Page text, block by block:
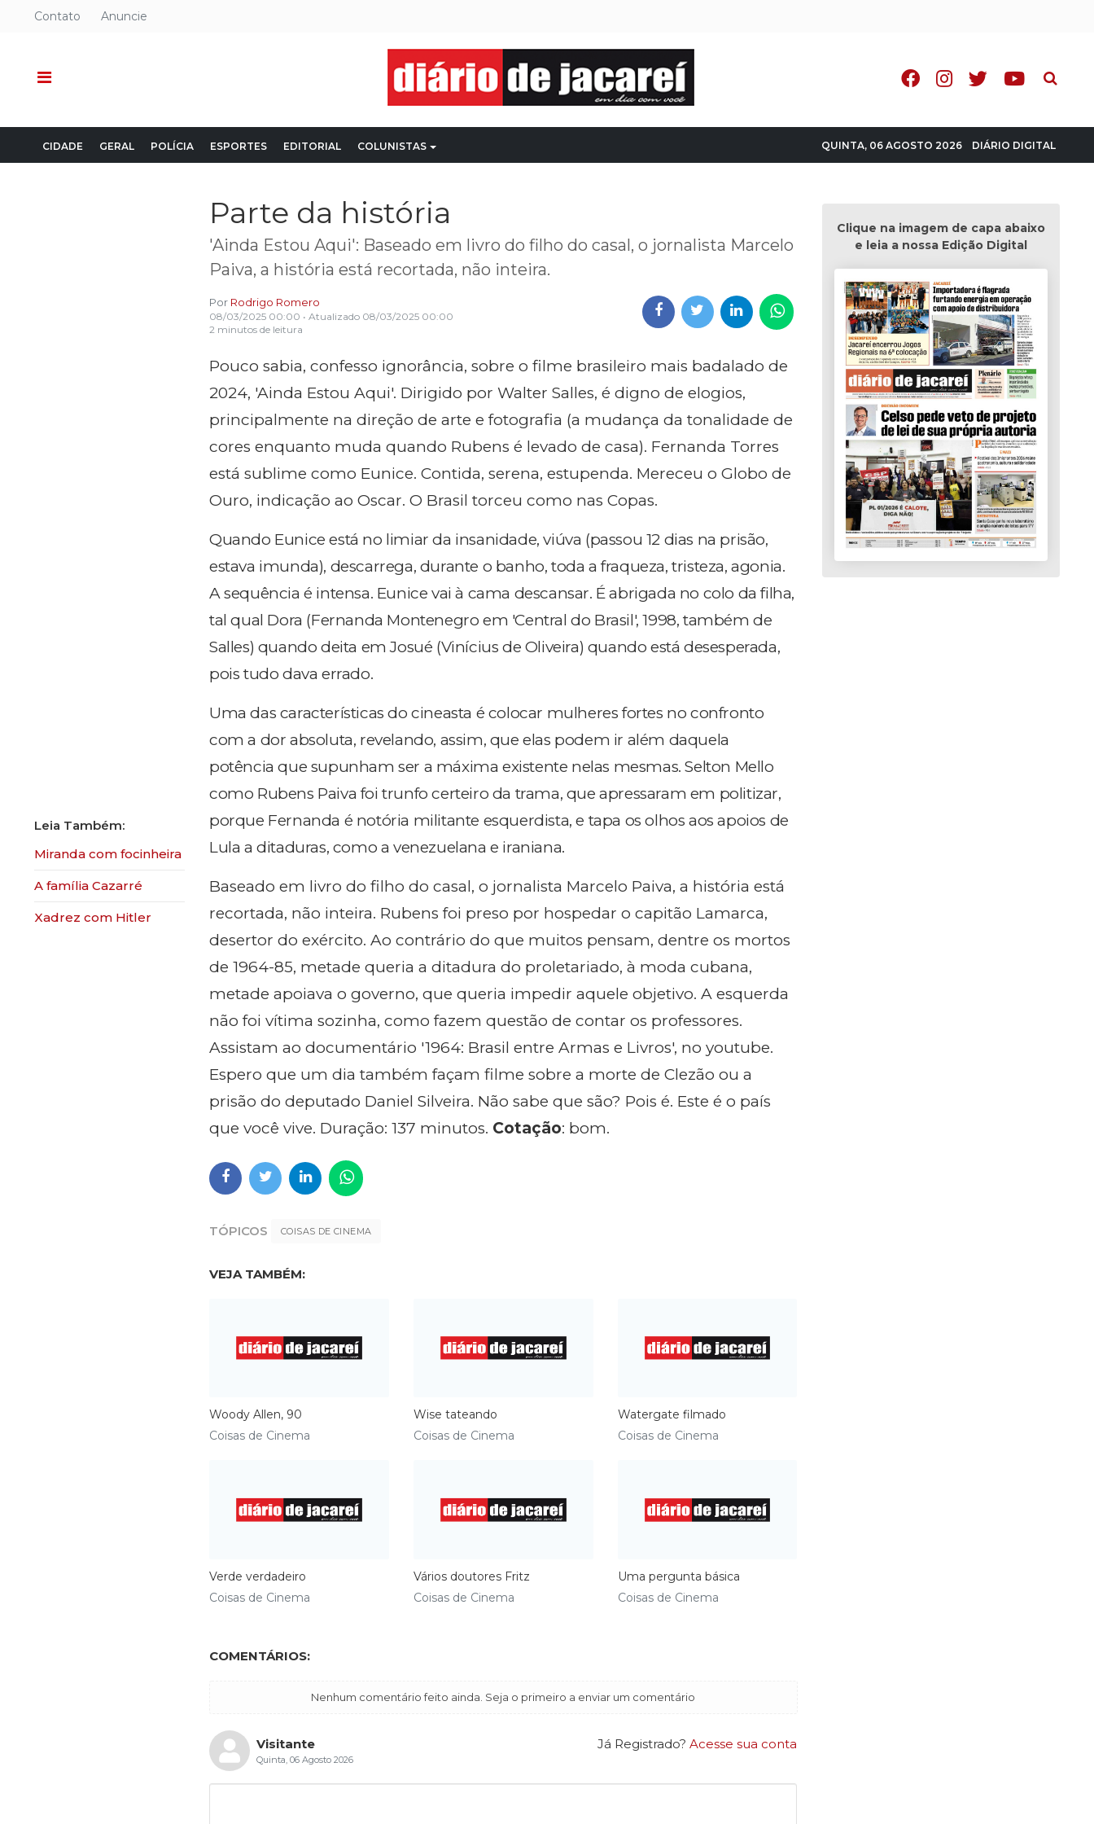
Contato Anuncie
Pesquisa
CIDADE GERAL POLÍCIA ESPORTES EDITORIAL COLUNISTAS QUINTA, 06 AGOSTO 2026 DIÁRIO DIGITAL
​Miranda com focinheira
​A família Cazarré
Xadrez com Hitler
Parte da história
'Ainda Estou Aqui': Baseado em livro do filho do casal, o jornalista Marcelo
Paiva, a história está recortada, não inteira.
Por Rodrigo Romero
08/03/2025 00:00 • Atualizado 08/03/2025 00:00
2 minutos de leitura
Pouco sabia, confesso ignorância, sobre o filme brasileiro mais badalado de
2024, 'Ainda Estou Aqui'. Dirigido por Walter Salles, é digno de elogios,
principalmente na direção de arte e fotografia (a mudança da tonalidade de
cores enquanto muda quando Rubens é levado de casa). Fernanda Torres
está sublime como Eunice. Contida, serena, estupenda. Mereceu o Globo de
Ouro, indicação ao Oscar. O Brasil torceu como nas Copas.
Quando Eunice está no limiar da insanidade, viúva (passou 12 dias na prisão,
estava imunda), descarrega, durante o banho, toda a fraqueza, tristeza, agonia.
A sequência é intensa. Eunice vai à cama descansar. É abrigada no colo da filha,
tal qual Dora (Fernanda Montenegro em 'Central do Brasil', 1998, também de
Salles) quando deita em Josué (Vinícius de Oliveira) quando está desesperada,
pois tudo dava errado.
Uma das características do cineasta é colocar mulheres fortes no confronto
com a dor absoluta, revelando, assim, que elas podem ir além daquela
potência que supunham ser a máxima existente nelas mesmas. Selton Mello
como Rubens Paiva foi trunfo certeiro da trama, que apressaram em politizar,
porque Fernanda é notória militante esquerdista, e tapa os olhos aos apoios de
Lula a ditaduras, como a venezuelana e iraniana.
Baseado em livro do filho do casal, o jornalista Marcelo Paiva, a história está
recortada, não inteira. Rubens foi preso por hospedar o capitão Lamarca,
desertor do exército. Ao contrário do que muitos pensam, dentre os mortos
de 1964-85, metade queria a ditadura do proletariado, à moda cubana,
metade apoiava o governo, que queria impedir aquele objetivo. A esquerda
não foi vítima sozinha, como fazem questão de contar os professores.
Assistam ao documentário '1964: Brasil entre Armas e Livros', no youtube.
Espero que um dia também façam filme sobre a morte de Clezão ou a
prisão do deputado Daniel Silveira. Não sabe que são? Pois é. Este é o país
que você vive. Duração: 137 minutos. Cotação: bom.
TÓPICOS COISAS DE CINEMA
VEJA TAMBÉM:
Woody Allen, 90
Coisas de Cinema
Wise tateando
Coisas de Cinema
Watergate filmado
Coisas de Cinema
Verde verdadeiro
Coisas de Cinema
Vários doutores Fritz
Coisas de Cinema
Uma pergunta básica
Coisas de Cinema
COMENTÁRIOS:
Nenhum comentário feito ainda. Seja o primeiro a enviar um comentário
Já Registrado? Acesse sua conta
Visitante
Quinta, 06 Agosto 2026
Clique na imagem de capa abaixo
e leia a nossa Edição Digital